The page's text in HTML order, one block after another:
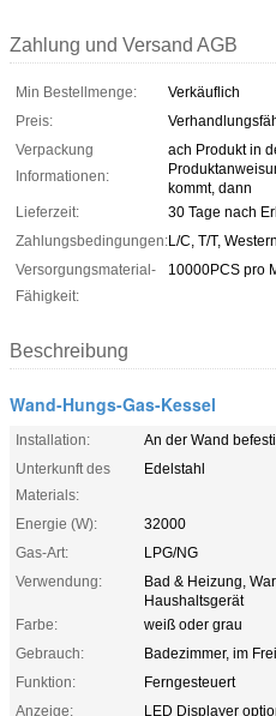
Zahlung und Versand AGB
Min Bestellmenge:
Verkäuflich
Preis:
Verpackung
Informationen:
ach Produkt in
kommt, dann
Lieferzeit:
30 Tage nach
Zahlungsbedingungen:L/C, T/T,
Versorgungsmaterial-
Fähigkeit:
10000PCS pro
Beschreibung
Wand-Hungs-Gas-Kessel
Installation:
An der Wand
Unterkunft des
Materials:
Edelstahl
Energie (W):
32000
Gas-Art:
LPG/NG
Verwendung:
Bad & Heizung,
Haushaltsgerät
Farbe:
weiß oder grau
Gebrauch:
Badezimmer, im
Funktion:
Ferngesteuert
Anzeige:
LED Displayer